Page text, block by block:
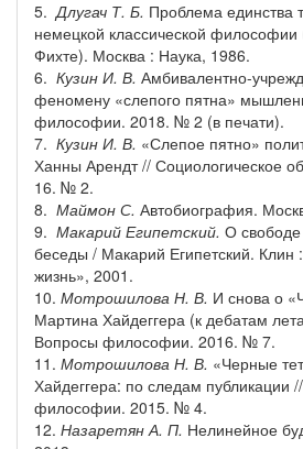
5. Длугач Т. Б. Проблема единства
немецкой классической
Фихте). Москва : Наука, 1986.
6. Кузин И. В. Амбивалентно-
феномену «слепого пятна»
философии. 2018. № 2 (в печати).
7. Кузин И. В. «Слепое пятно»
Ханны Арендт // Социологическое
16. № 2.
8. Маймон С. Автобиография.
9. Макарий Египетский. О
беседы / Макарий Египетский. Клин
жизнь», 2001.
10. Мотрошилова Н. В. И снова о
Мартина Хайдеггера (к дебатам
Вопросы философии. 2016. № 7.
11. Мотрошилова Н. В. «Черные
Хайдеггера: по следам публикации
философии. 2015. № 4.
12. Назаретян А. П. Нелинейное